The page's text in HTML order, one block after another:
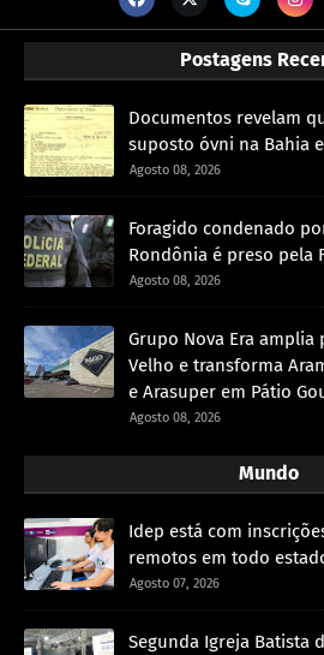
Postagens
Documentos revelam
suposto óvni na Bahia
Agosto 08, 2026
Foragido condenado
Rondônia é preso pela
Agosto 08, 2026
Grupo Nova Era amplia
Velho e transforma
e Arasuper em Pátio
Agosto 08, 2026
Mundo
Idep está com
remotos em todo
Agosto 07, 2026
Segunda Igreja Batista